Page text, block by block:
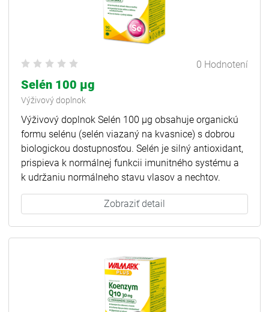
0 Hodnotení
Selén 100 µg
Výživový doplnok
Výživový doplnok Selén 100 µg obsahuje organickú
formu selénu (selén viazaný na kvasnice) s dobrou
biologickou dostupnosťou. Selén je silný antioxidant,
prispieva k normálnej funkcii imunitného systému a
k udržaniu normálneho stavu vlasov a nechtov.
Zobraziť detail